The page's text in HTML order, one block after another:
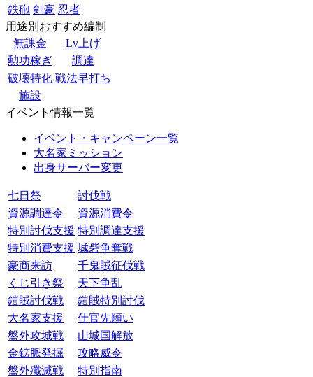
鉄砲 剣豪 忍者
用途別おすすめ編制
無課金
Lv上げ
勲功稼ぎ
調達
破壊特化 戦法早打ち
施設
イベント情報一覧
イベント・キャンペーン一覧
大名家ミッション
出身サーバー変更
七日祭
討伐戦
資源調達令
資源消費令
特別討伐支援 特別調達支援
特別消費支援 城砦争奪戦
豪商来訪
千鬼賊征伐戦
くじ引き祭
天下争乱
鎧賊討伐戦
鎧賊特別討伐
大名家支援
仕官先願い
盤外攻城戦
山城国解放
金鉱脈発掘
攻略威令
盤外殲滅戦
特別指南